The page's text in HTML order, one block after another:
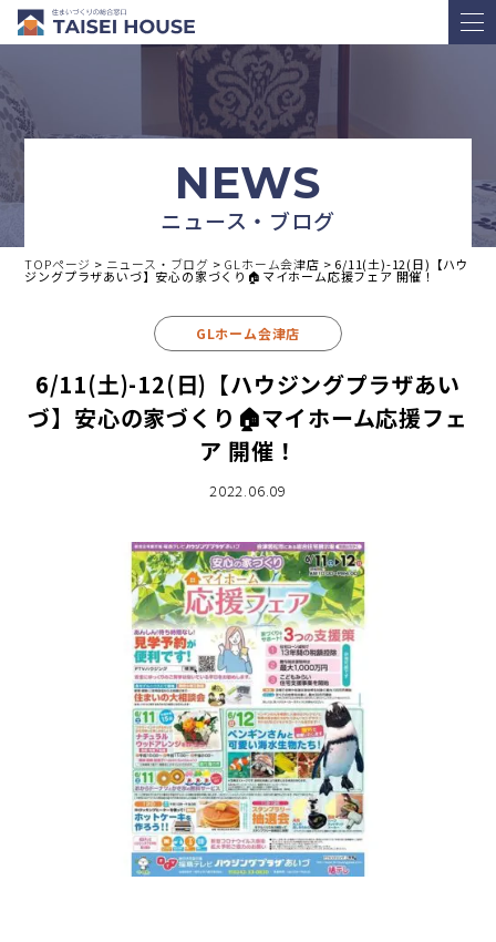
NEWS
ニュース・ブログ
TOPページ > ニュース・ブログ > GLホーム会津店 > 6/11(土)-12(日)【ハウ
ジングプラザあいづ】安心の家づくり🏠マイホーム応援フェア 開催！
GLホーム会津店
6/11(土)-12(日)【ハウジングプラザあい
づ】安心の家づくり🏠マイホーム応援フェ
ア 開催！
2022.06.09